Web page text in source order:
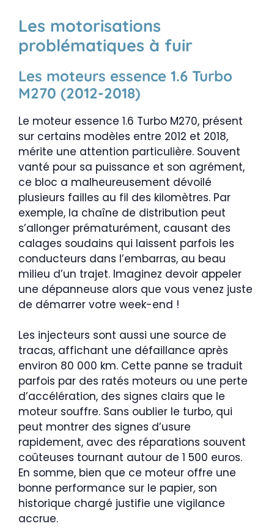
Les motorisations
problématiques à fuir
Les moteurs essence 1.6 Turbo
M270 (2012-2018)
Le moteur essence 1.6 Turbo M270, présent
sur certains modèles entre 2012 et 2018,
mérite une attention particulière. Souvent
vanté pour sa puissance et son agrément,
ce bloc a malheureusement dévoilé
plusieurs failles au fil des kilomètres. Par
exemple, la chaîne de distribution peut
s’allonger prématurément, causant des
calages soudains qui laissent parfois les
conducteurs dans l’embarras, au beau
milieu d’un trajet. Imaginez devoir appeler
une dépanneuse alors que vous venez juste
de démarrer votre week-end !
Les injecteurs sont aussi une source de
tracas, affichant une défaillance après
environ 80 000 km. Cette panne se traduit
parfois par des ratés moteurs ou une perte
d’accélération, des signes clairs que le
moteur souffre. Sans oublier le turbo, qui
peut montrer des signes d’usure
rapidement, avec des réparations souvent
coûteuses tournant autour de 1 500 euros.
En somme, bien que ce moteur offre une
bonne performance sur le papier, son
historique chargé justifie une vigilance
accrue.